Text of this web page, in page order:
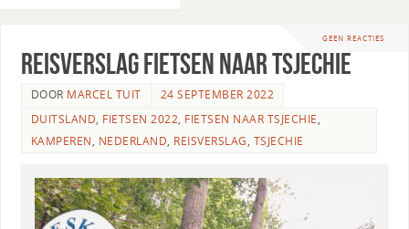
GEEN REACTIES
Reisverslag fietsen naar Tsjechie
DOOR MARCEL TUIT
24 SEPTEMBER 2022
DUITSLAND, FIETSEN 2022, FIETSEN NAAR TSJECHIE,
KAMPEREN, NEDERLAND, REISVERSLAG, TSJECHIE